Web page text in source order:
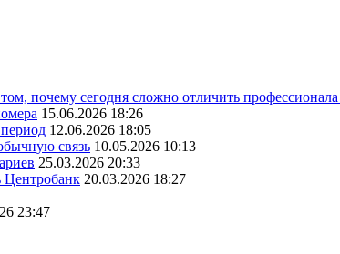
почему сегодня сложно отличить
15.06.2026 18:26
12.06.2026 18:05
связь 10.05.2026 10:13
25.03.2026 20:33
Центробанк 20.03.2026 18:27
23:47